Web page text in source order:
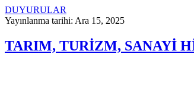
DUYURULAR
Yayınlanma tarihi: Ara 15, 2025
TARIM, TURİZM, SANAYİ